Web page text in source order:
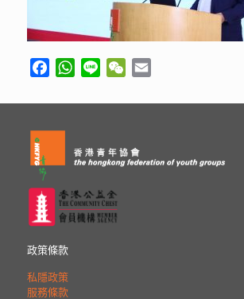
FacebookWhatsApp
Line WeChat
政策條款
私隱政策
服務條款